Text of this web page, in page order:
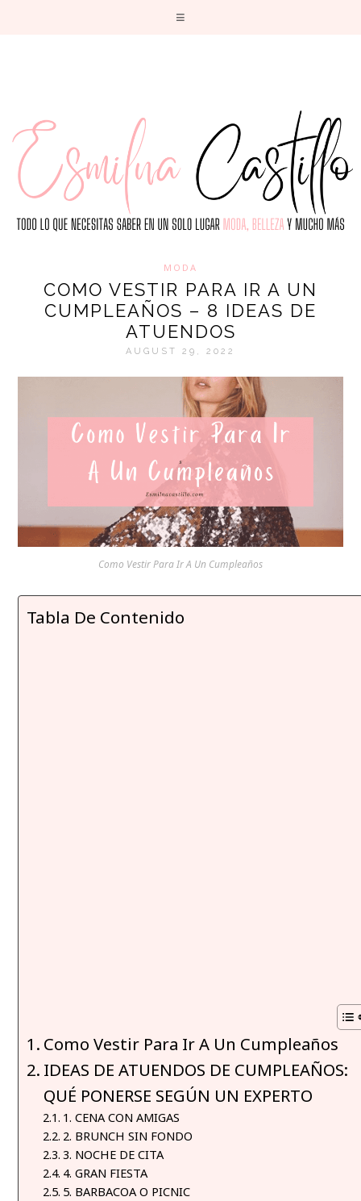
MODA
COMO VESTIR PARA IR A UN
CUMPLEAÑOS – 8 IDEAS DE
ATUENDOS
AUGUST 29, 2022
Como Vestir Para Ir A Un Cumpleaños
Tabla De Contenido
Como Vestir Para Ir A Un Cumpleaños
IDEAS DE ATUENDOS DE CUMPLEAÑOS:
QUÉ PONERSE SEGÚN UN EXPERTO
1. CENA CON AMIGAS
2. BRUNCH SIN FONDO
3. NOCHE DE CITA
4. GRAN FIESTA
5. BARBACOA O PICNIC